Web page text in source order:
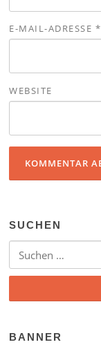
E-MAIL-ADRESSE *
WEBSITE
SUCHEN
Suchen nach:
BANNER